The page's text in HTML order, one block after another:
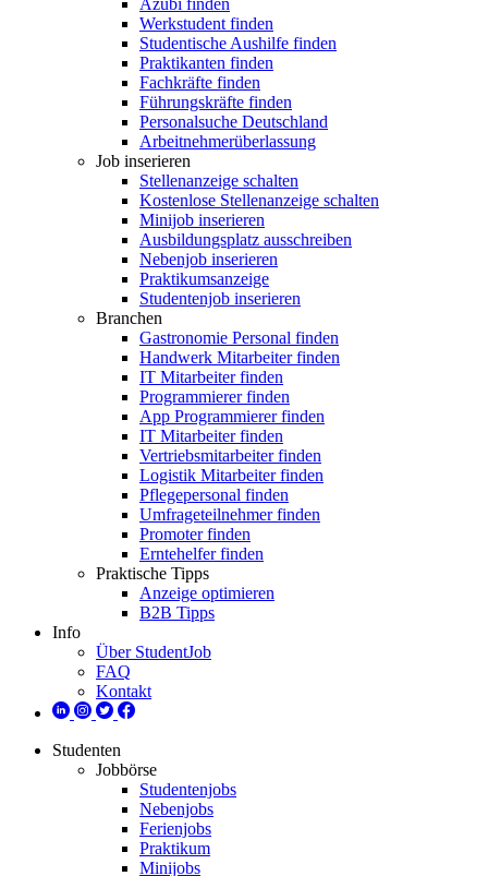
Azubi finden
Werkstudent finden
Studentische Aushilfe finden
Praktikanten finden
Fachkräfte finden
Führungskräfte finden
Personalsuche Deutschland
Arbeitnehmerüberlassung
Job inserieren
Stellenanzeige schalten
Kostenlose Stellenanzeige schalten
Minijob inserieren
Ausbildungsplatz ausschreiben
Nebenjob inserieren
Praktikumsanzeige
Studentenjob inserieren
Branchen
Gastronomie Personal finden
Handwerk Mitarbeiter finden
IT Mitarbeiter finden
Programmierer finden
App Programmierer finden
IT Mitarbeiter finden
Vertriebsmitarbeiter finden
Logistik Mitarbeiter finden
Pflegepersonal finden
Umfrageteilnehmer finden
Promoter finden
Erntehelfer finden
Praktische Tipps
Anzeige optimieren
B2B Tipps
Info
Über StudentJob
FAQ
Kontakt
Studenten
Jobbörse
Studentenjobs
Nebenjobs
Ferienjobs
Praktikum
Minijobs